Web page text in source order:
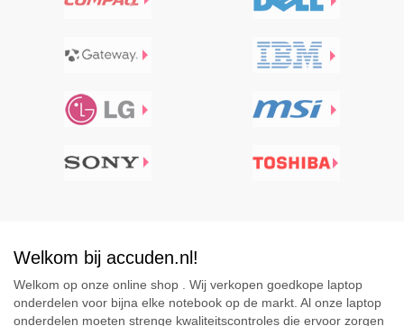
Welkom bij accuden.nl!
Welkom op onze online shop . Wij verkopen goedkope laptop
onderdelen voor bijna elke notebook op de markt. Al onze laptop
onderdelen moeten strenge kwaliteitscontroles die ervoor zorgen